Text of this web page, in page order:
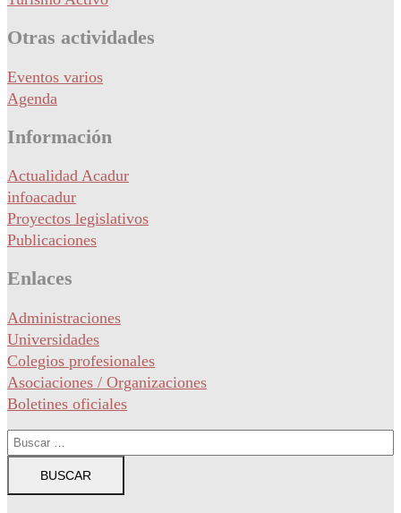
Otras actividades
Eventos varios
Agenda
Información
Actualidad Acadur
infoacadur
Proyectos legislativos
Publicaciones
Enlaces
Administraciones
Universidades
Colegios profesionales
Asociaciones / Organizaciones
Boletines oficiales
Buscar: